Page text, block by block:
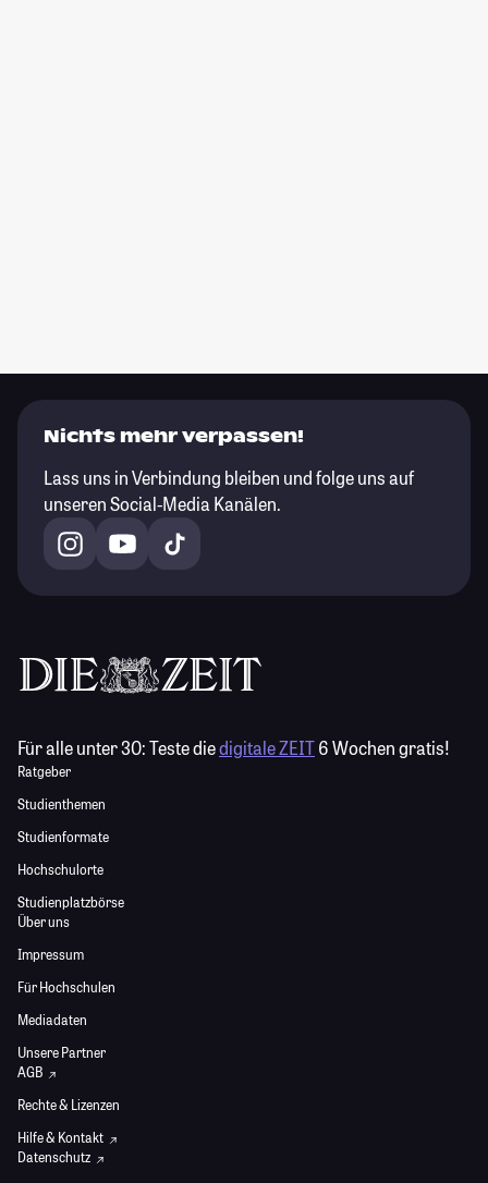
Nichts mehr verpassen!
Lass uns in Verbindung bleiben und folge uns auf
unseren Social-Media Kanälen.
Für alle unter 30:Teste diedigitale ZEIT6 Wochen gratis!
Ratgeber
Studienthemen
Studienformate
Hochschulorte
Studienplatzbörse
Über uns
Impressum
Für Hochschulen
Mediadaten
Unsere Partner
AGB
Rechte & Lizenzen
Hilfe & Kontakt
Datenschutz